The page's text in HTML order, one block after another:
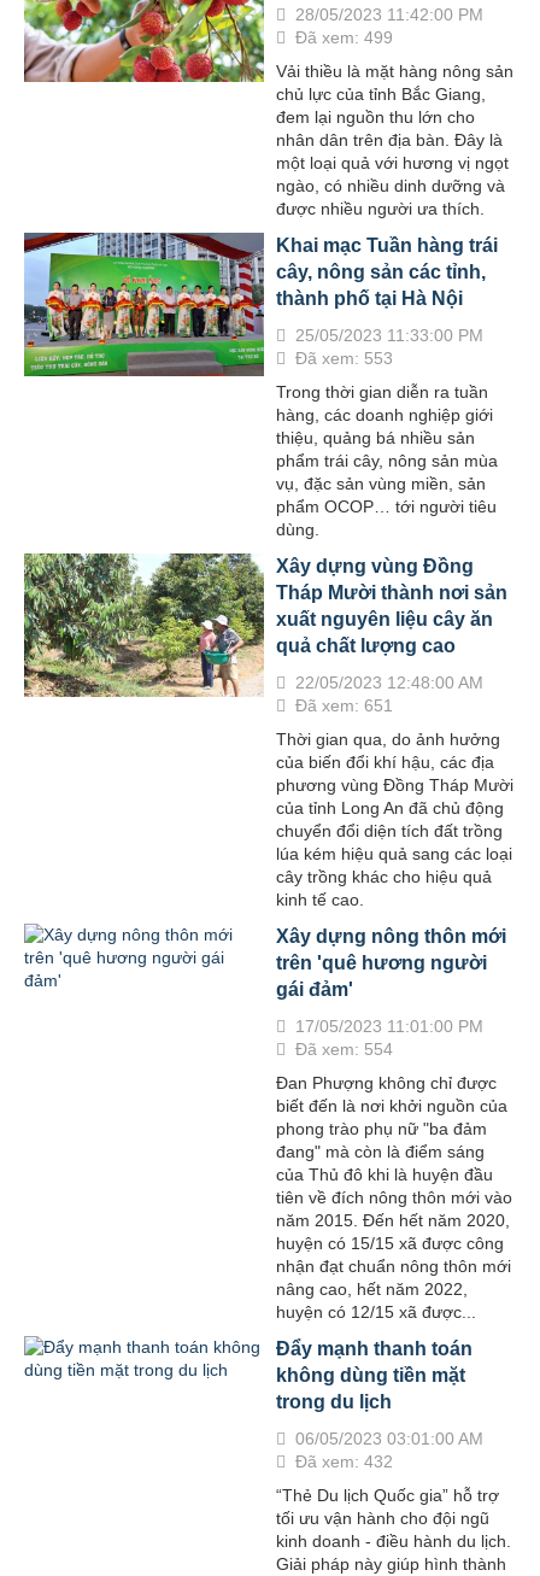
28/05/2023 11:42:00 PM
Đã xem: 499
Vải thiều là mặt hàng nông sản
chủ lực của tỉnh Bắc Giang,
đem lại nguồn thu lớn cho
nhân dân trên địa bàn. Đây là
một loại quả với hương vị ngọt
ngào, có nhiều dinh dưỡng và
được nhiều người ưa thích.
Khai mạc Tuần hàng trái
cây, nông sản các tỉnh,
thành phố tại Hà Nội
25/05/2023 11:33:00 PM
Đã xem: 553
Trong thời gian diễn ra tuần
hàng, các doanh nghiệp giới
thiệu, quảng bá nhiều sản
phẩm trái cây, nông sản mùa
vụ, đặc sản vùng miền, sản
phẩm OCOP… tới người tiêu
dùng.
Xây dựng vùng Đồng
Tháp Mười thành nơi sản
xuất nguyên liệu cây ăn
quả chất lượng cao
22/05/2023 12:48:00 AM
Đã xem: 651
Thời gian qua, do ảnh hưởng
của biến đổi khí hậu, các địa
phương vùng Đồng Tháp Mười
của tỉnh Long An đã chủ động
chuyển đổi diện tích đất trồng
lúa kém hiệu quả sang các loại
cây trồng khác cho hiệu quả
kinh tế cao.
Xây dựng nông thôn mới
trên 'quê hương người
gái đảm'
17/05/2023 11:01:00 PM
Đã xem: 554
Đan Phượng không chỉ được
biết đến là nơi khởi nguồn của
phong trào phụ nữ "ba đảm
đang" mà còn là điểm sáng
của Thủ đô khi là huyện đầu
tiên về đích nông thôn mới vào
năm 2015. Đến hết năm 2020,
huyện có 15/15 xã được công
nhận đạt chuẩn nông thôn mới
nâng cao, hết năm 2022,
huyện có 12/15 xã được...
Đẩy mạnh thanh toán
không dùng tiền mặt
trong du lịch
06/05/2023 03:01:00 AM
Đã xem: 432
“Thẻ Du lịch Quốc gia” hỗ trợ
tối ưu vận hành cho đội ngũ
kinh doanh - điều hành du lịch.
Giải pháp này giúp hình thành